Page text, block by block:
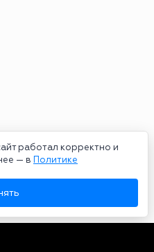
работал корректно и
— в Политике